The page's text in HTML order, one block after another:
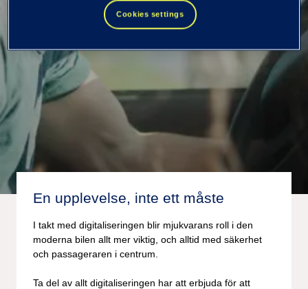
Vi hjälper dig förvandla bilen till något mer än ett fordon
En upplevelse, inte ett måste
I takt med digitaliseringen blir mjukvarans roll i den
moderna bilen allt mer viktig, och alltid med säkerhet
och passageraren i centrum.
Ta del av allt digitaliseringen har att erbjuda för att
Cookies settings